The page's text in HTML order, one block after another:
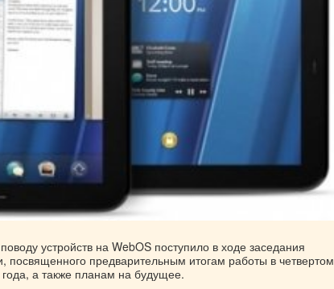
устройств на WebOS поступило в ходе заседания
посвященного предварительным итогам работы в четвертом
а также планам на будущее.